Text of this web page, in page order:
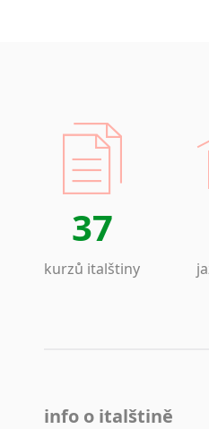
37
kurzů italštiny
info o italštině